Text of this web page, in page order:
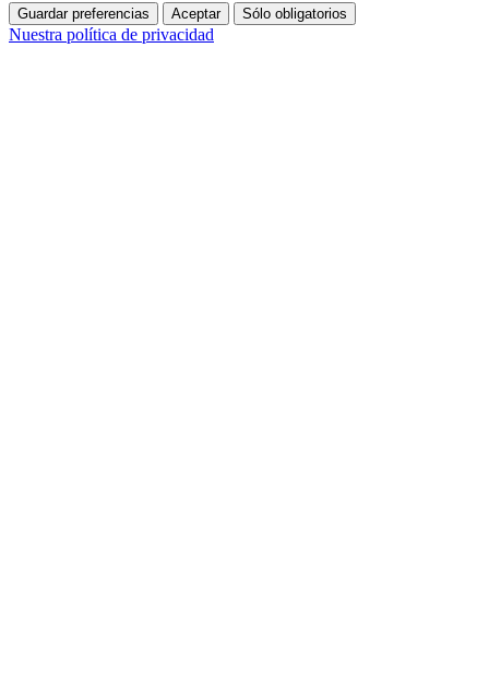
Guardar preferencias Aceptar Sólo obligatorios
Nuestra política de privacidad